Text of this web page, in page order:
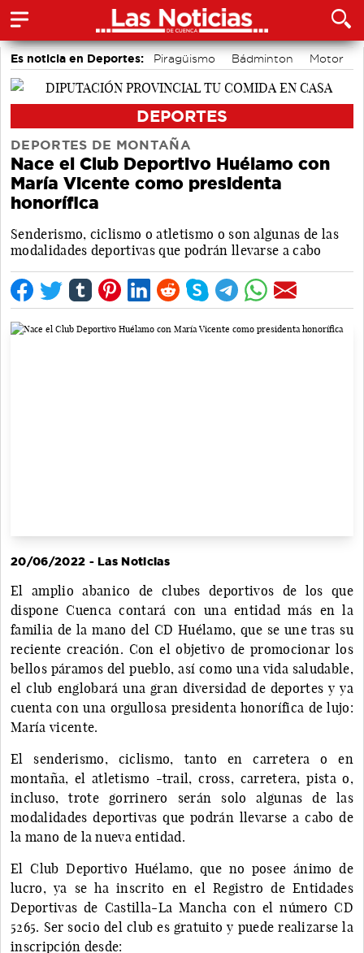
Es noticia en Deportes: Piragüismo Bádminton
Motor
Fútbol
Área de Deportes
DEPORTES
DEPORTES DE MONTAÑA
Nace el Club Deportivo Huélamo con
María Vicente como presidenta
honorífica
Senderismo, ciclismo o atletismo o son algunas de las
modalidades deportivas que podrán llevarse a cabo
20/06/2022 - Las Noticias
El amplio abanico de clubes deportivos de los que
dispone Cuenca contará con una entidad más en la
familia de la mano del CD Huélamo, que se une tras su
reciente creación. Con el objetivo de promocionar los
bellos páramos del pueblo, así como una vida saludable,
el club englobará una gran diversidad de deportes y ya
cuenta con una orgullosa presidenta honorífica de lujo:
María vicente.
El senderismo, ciclismo, tanto en carretera o en
montaña, el atletismo -trail, cross, carretera, pista o,
incluso, trote gorrinero serán solo algunas de las
modalidades deportivas que podrán llevarse a cabo de
la mano de la nueva entidad.
El Club Deportivo Huélamo, que no posee ánimo de
lucro, ya se ha inscrito en el Registro de Entidades
Deportivas de Castilla-La Mancha con el número CD
5265. Ser socio del club es gratuito y puede realizarse la
inscripción desde: